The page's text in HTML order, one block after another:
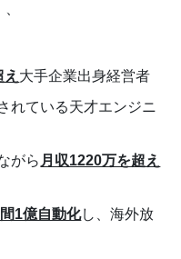
大手企業出身経営者
れている天才エンジニ
がら 月収1220万を超え
1億自動化し、海外放